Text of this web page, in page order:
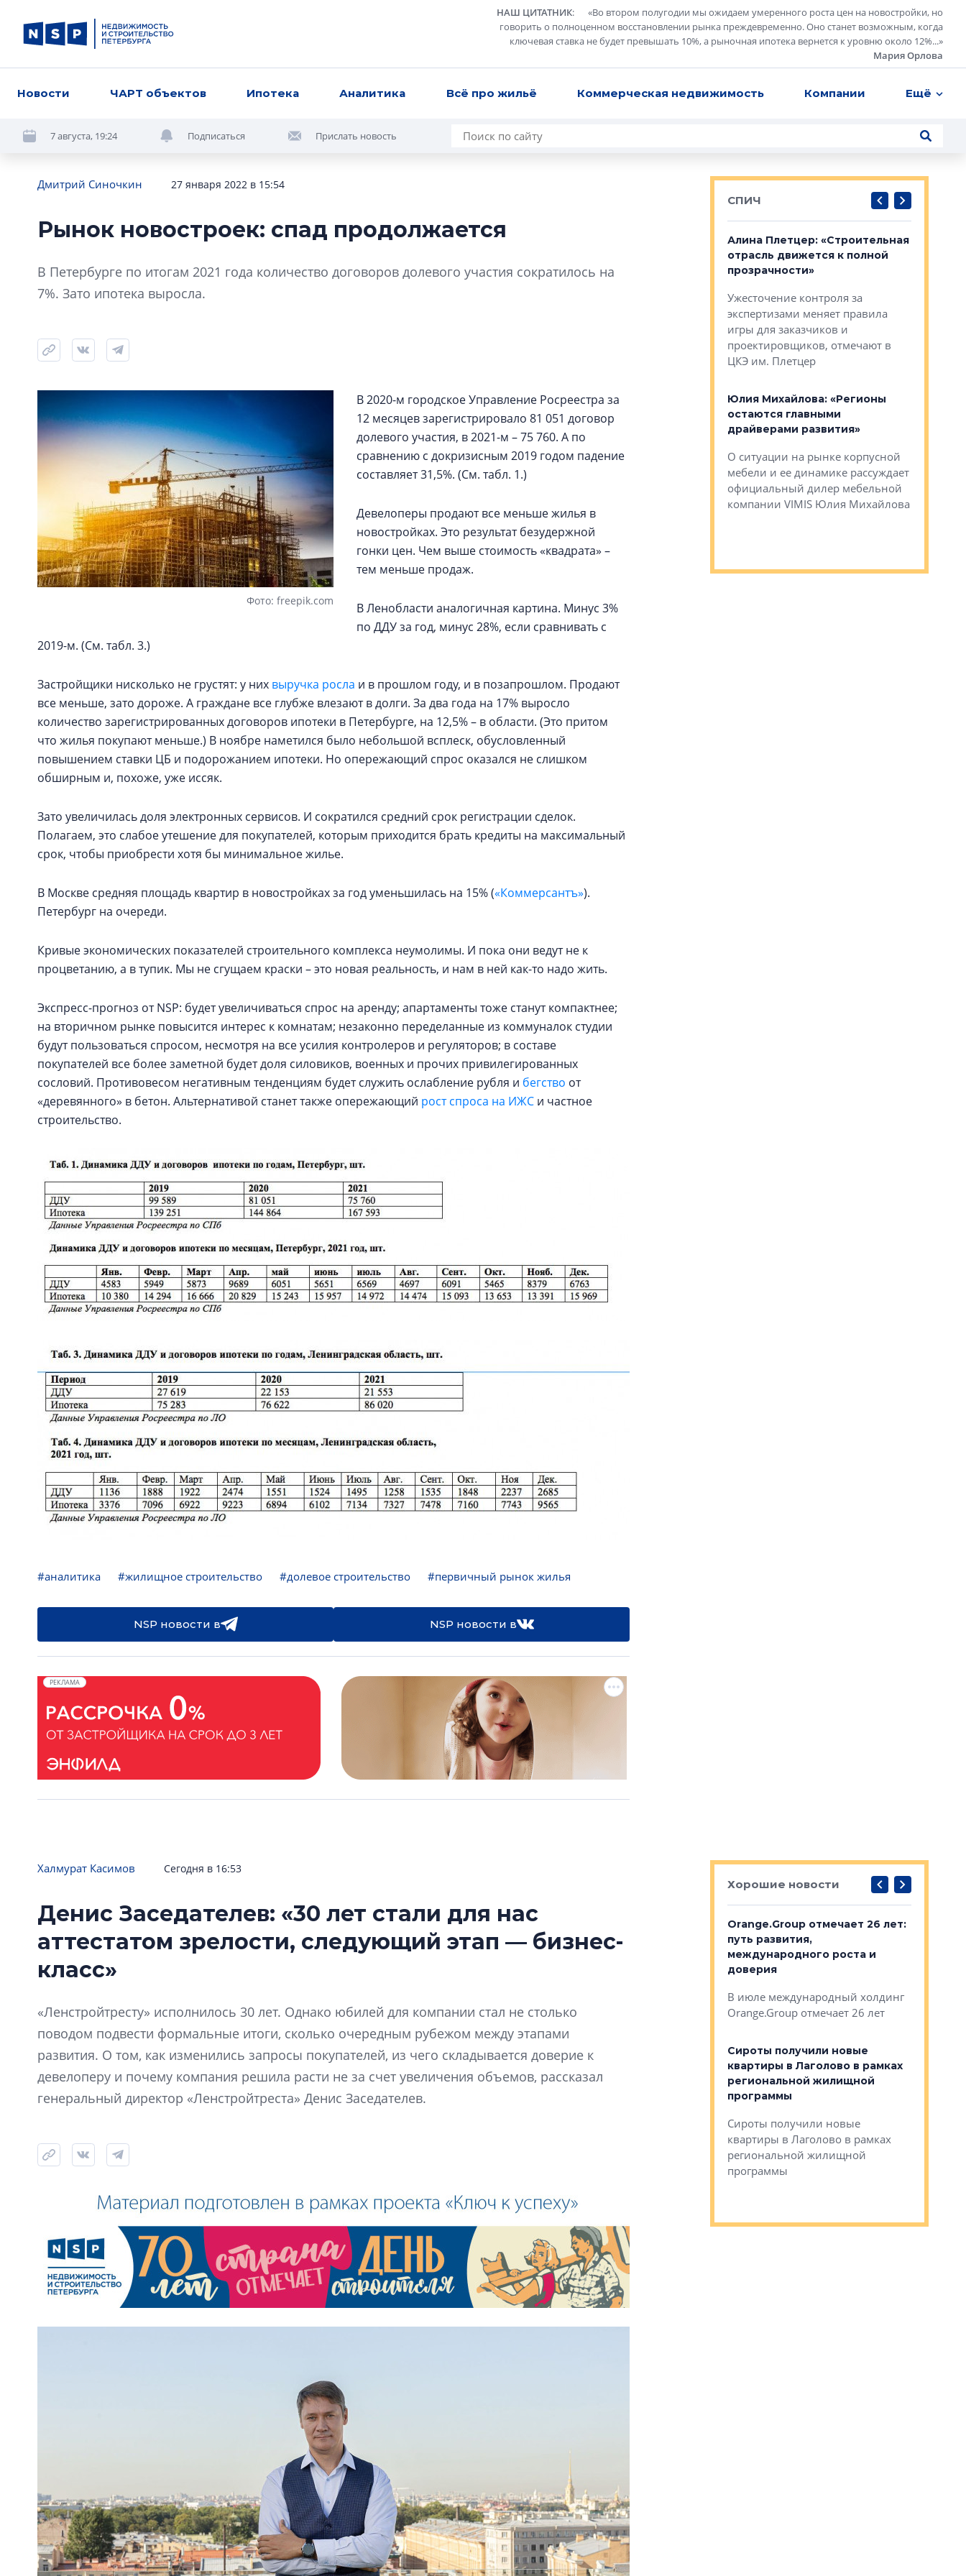
НАШ ЦИТАТНИК: «Во втором полугодии мы ожидаем умеренного роста цен на новостройки, но
говорить о полноценном восстановлении рынка преждевременно. Оно станет возможным, когда
ключевая ставка не будет превышать 10%, а рыночная ипотека вернется к уровню около 12%...»
Мария Орлова
Новости ЧАРТ объектов Ипотека Аналитика Всё про жильё Коммерческая недвижимость Компании Ещё
7 августа, 19:24 Подписаться Прислать новость
Дмитрий Синочкин 27 января 2022 в 15:54
Рынок новостроек: спад продолжается
В Петербурге по итогам 2021 года количество договоров долевого участия сократилось на
7%. Зато ипотека выросла.
Фото: freepik.com
В 2020-м городское Управление Росреестра за
12 месяцев зарегистрировало 81 051 договор
долевого участия, в 2021-м – 75 760. А по
сравнению с докризисным 2019 годом падение
составляет 31,5%. (См. табл. 1.)
Девелоперы продают все меньше жилья в
новостройках. Это результат безудержной
гонки цен. Чем выше стоимость «квадрата» –
тем меньше продаж.
В Ленобласти аналогичная картина. Минус 3%
по ДДУ за год, минус 28%, если сравнивать с
2019-м. (См. табл. 3.)
Застройщики нисколько не грустят: у них выручка росла и в прошлом году, и в позапрошлом. Продают
все меньше, зато дороже. А граждане все глубже влезают в долги. За два года на 17% выросло
количество зарегистрированных договоров ипотеки в Петербурге, на 12,5% – в области. (Это притом
что жилья покупают меньше.) В ноябре наметился было небольшой всплеск, обусловленный
повышением ставки ЦБ и подорожанием ипотеки. Но опережающий спрос оказался не слишком
обширным и, похоже, уже иссяк.
Зато увеличилась доля электронных сервисов. И сократился средний срок регистрации сделок.
Полагаем, это слабое утешение для покупателей, которым приходится брать кредиты на максимальный
срок, чтобы приобрести хотя бы минимальное жилье.
В Москве средняя площадь квартир в новостройках за год уменьшилась на 15% («Коммерсантъ»).
Петербург на очереди.
Кривые экономических показателей строительного комплекса неумолимы. И пока они ведут не к
процветанию, а в тупик. Мы не сгущаем краски – это новая реальность, и нам в ней как-то надо жить.
Экспресс-прогноз от NSP: будет увеличиваться спрос на аренду; апартаменты тоже станут компактнее;
на вторичном рынке повысится интерес к комнатам; незаконно переделанные из коммуналок студии
будут пользоваться спросом, несмотря на все усилия контролеров и регуляторов; в составе
покупателей все более заметной будет доля силовиков, военных и прочих привилегированных
сословий. Противовесом негативным тенденциям будет служить ослабление рубля и бегство от
«деревянного» в бетон. Альтернативой станет также опережающий рост спроса на ИЖС и частное
строительство.
#аналитика #жилищное строительство #долевое строительство #первичный рынок жилья
NSP новости в NSP новости в
РЕКЛАМА
СПИЧ
даже электромобиль»
рынок апарт-отелей»
Конкуренцию выиграют те
апарты, которые еще больше
приблизятся к гостиничному
Алина Плетцер: «Строительная
отрасль движется к полной
прозрачности»
Ужесточение контроля за
экспертизами меняет правила
игры для заказчиков и
проектировщиков, отмечают в
ЦКЭ им. Плетцер
Юлия Михайлова: «Регионы
остаются главными
драйверами развития»
О ситуации на рынке корпусной
мебели и ее динамике рассуждает
официальный дилер мебельной
компании VIMIS Юлия Михайлова
Халмурат Касимов Сегодня в 16:53
Денис Заседателев: «30 лет стали для нас
аттестатом зрелости, следующий этап — бизнес-
класс»
«Ленстройтресту» исполнилось 30 лет. Однако юбилей для компании стал не столько
поводом подвести формальные итоги, сколько очередным рубежом между этапами
развития. О том, как изменились запросы покупателей, из чего складывается доверие к
девелоперу и почему компания решила расти не за счет увеличения объемов, рассказал
генеральный директор «Ленстройтреста» Денис Заседателев.
Хорошие новости
лучших поющих строителей
строить и жить помогает»
В Красногвардейском районе
Петербурга появился еще
один центр совмещенного
Orange.Group отмечает 26 лет:
путь развития,
международного роста и
доверия
В июле международный холдинг
Orange.Group отмечает 26 лет
Сироты получили новые
квартиры в Лаголово в рамках
региональной жилищной
программы
Сироты получили новые
квартиры в Лаголово в рамках
региональной жилищной
программы